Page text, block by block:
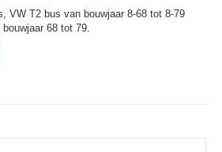
VW T2 bus van bouwjaar 8-68 tot 8-79
68 tot 79.